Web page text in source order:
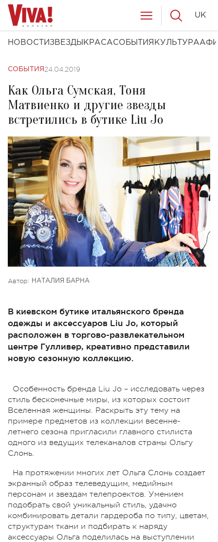
НОВОСТИ ЗВЕЗДЫ КРАСАСОБЫТИЯ КУЛЬТУРА
UK
СОБЫТИЯ 24.04.2019
Как Ольга Сумская, Тоня
Матвиенко и другие звезды
встретились в бутике Liu Jo
Автор: НАТАЛИЯ БАРНА
В киевском бутике итальянского бренда
одежды и аксессуаров Liu Jo, который
расположен в торгово-развлекательном
центре Гулливер, креативно представили
новую сезонную коллекцию.
Особенность бренда Liu Jo – исследовать через
стиль бесконечные миры, из которых состоит
Вселенная женщины. Раскрыть эту тему на
примере предметов из коллекции весенне-
летнего сезона пригласили главного стилиста
одного из ведущих телеканалов страны Ольгу
Слонь.
На протяжении многих лет Ольга Слонь создает
экранный образ телеведущим, медийным
персонам и звездам телепроектов. Умением
подобрать свой уникальный стиль, удачно
комбинировать детали гардероба по типу, цветам,
структурам ткани и подбирать к наряду
аксессуары Ольга поделилась на выступлении